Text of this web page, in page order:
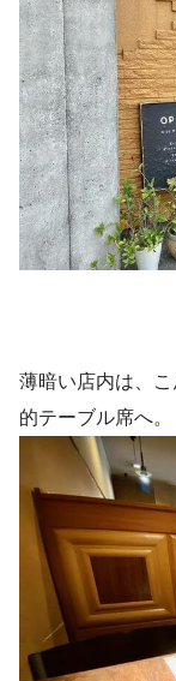
薄暗い店内は、
的テーブル席へ。